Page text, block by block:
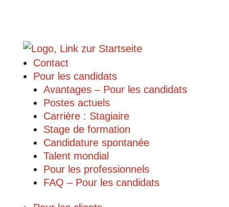
Contact
Pour les candidats
Avantages – Pour les candidats
Postes actuels
Carrière : Stagiaire
Stage de formation
Candidature spontanée
Talent mondial
Pour les professionnels
FAQ – Pour les candidats